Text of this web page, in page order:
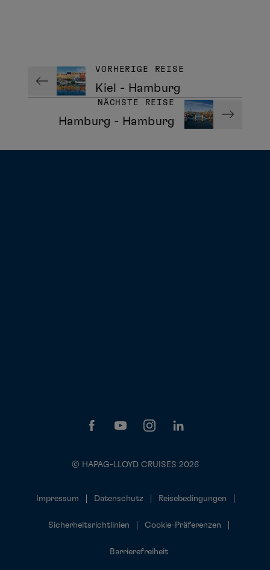
VORHERIGE REISE
Kiel - Hamburg
NÄCHSTE REISE
Hamburg - Hamburg
© HAPAG-LLOYD CRUISES 2026
Impressum Datenschutz Reisebedingungen
Sicherheitsrichtlinien Cookie-Präferenzen
Barrierefreiheit